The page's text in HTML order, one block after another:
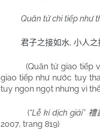
Quân tử chi tiếp như
君子之接如水, 小人之
(Quân tử giao tiếp
giao tiếp như nước tuy
tuy ngon ngọt nhưng vì
(“Lễ kí dịch giải” 禮
2007, trang 819)